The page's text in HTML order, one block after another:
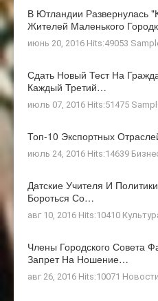
В Ютландии Развернулась
Жителей Маленького
июнь 20, 2016 Hits:49053
Сдать Новый Тест На
Каждый Третий…
июль 07, 2016 Hits:51475
Топ-10 Экспортных
июль 24, 2016 Hits:14639
Датские Учителя И
Бороться Со…
авг 10, 2016 Hits:10410
Члены Городского Совета
Запрет На Ношение…
авг 26, 2016 Hits:10071 Новости